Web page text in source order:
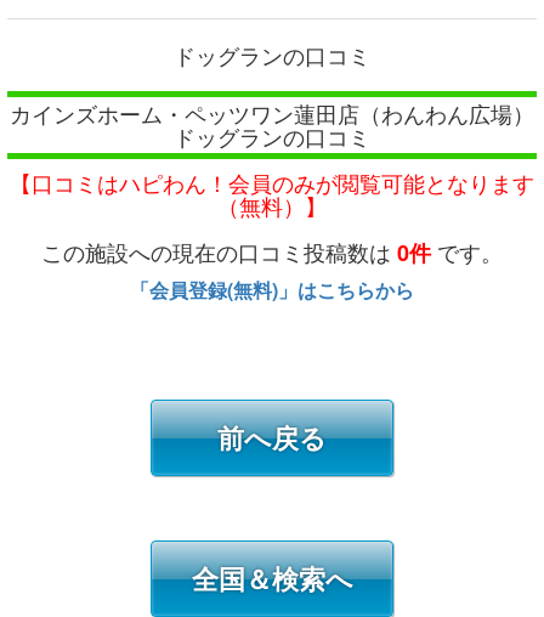
ドッグランの口コミ
カインズホーム・ペッツワン蓮田店（わんわん広場）
ドッグランの口コミ
【口コミはハピわん！会員のみが閲覧可能となります
（無料）】
この施設への現在の口コミ投稿数は 0件です。
「会員登録(無料)」はこちらから
前へ戻る
全国＆検索へ